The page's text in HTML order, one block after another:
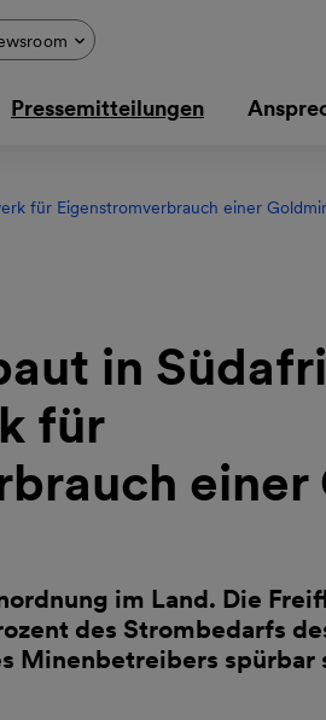
Pressemitteilungen
für Eigenstromverbrauch einer
in
für
einer
im Land. Die
des Strombedarfs
Minenbetreibers spürbar